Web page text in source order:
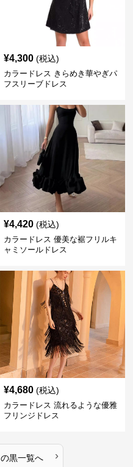
¥4,300 (税込)
カラードレス きらめき華やぎパ
フスリーブドレス
¥4,420 (税込)
カラードレス 優美な裾フリルキ
ャミソールドレス
¥4,680 (税込)
カラードレス 流れるような優雅
フリンジドレス
の黒一覧へ ›